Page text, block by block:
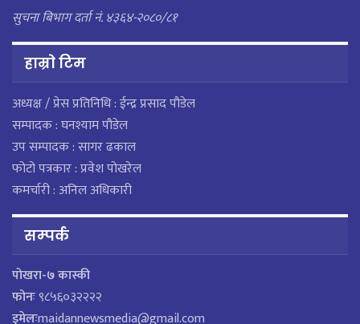
सुचना बिभाग दर्ता नं. ४३६४-२०८०/८१
हाम्राे टिम
अध्यक्ष / प्रेस प्रतिनिधि : ईन्द्र प्रसाद पौडेल
सम्पादक : घनश्याम पौडेल
उप सम्पादक : सागर ढकाल
फोटो पत्रकार : प्रवेश पोखरेल
कमर्चारी : अनिल अधिकारी
सम्पर्क
पाेखरा-७ कास्की
फोनः९८५६०३२२२२
इमेलःmaidannewsmedia@gmail.com